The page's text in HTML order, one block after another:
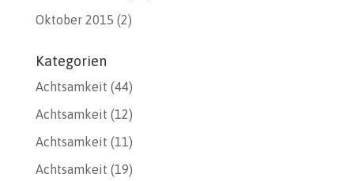
Oktober 2015 (2)
Kategorien
Achtsamkeit (44)
Achtsamkeit (12)
Achtsamkeit (11)
Achtsamkeit (19)